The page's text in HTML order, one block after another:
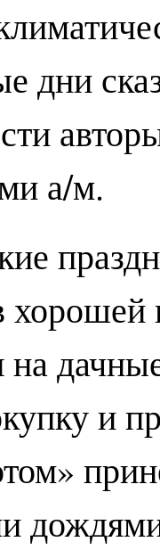
дни
а/м.
хорошей
на
и